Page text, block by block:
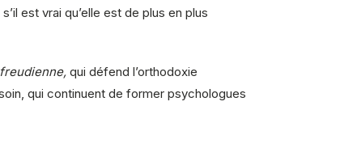
est vrai qu’elle est de plus en plus
qui défend l’orthodoxie
qui continuent de former psychologues